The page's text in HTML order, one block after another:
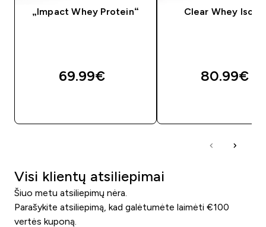
„Impact Whey Protein“
69.99€‎
Clear Whey
80.99€‎
Visi klientų atsiliepimai
Šiuo metu atsiliepimų nėra.
Parašykite atsiliepimą, kad galėtumėte laimėti €100
vertės kuponą.